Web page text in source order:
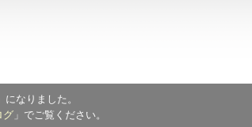
になりました。
グ 」でご覧ください。